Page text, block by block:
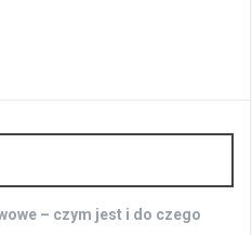
– czym jest i do czego